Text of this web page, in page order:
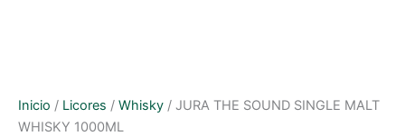
Inicio / Licores / Whisky / JURA THE SOUND SINGLE MALT
WHISKY 1000ML